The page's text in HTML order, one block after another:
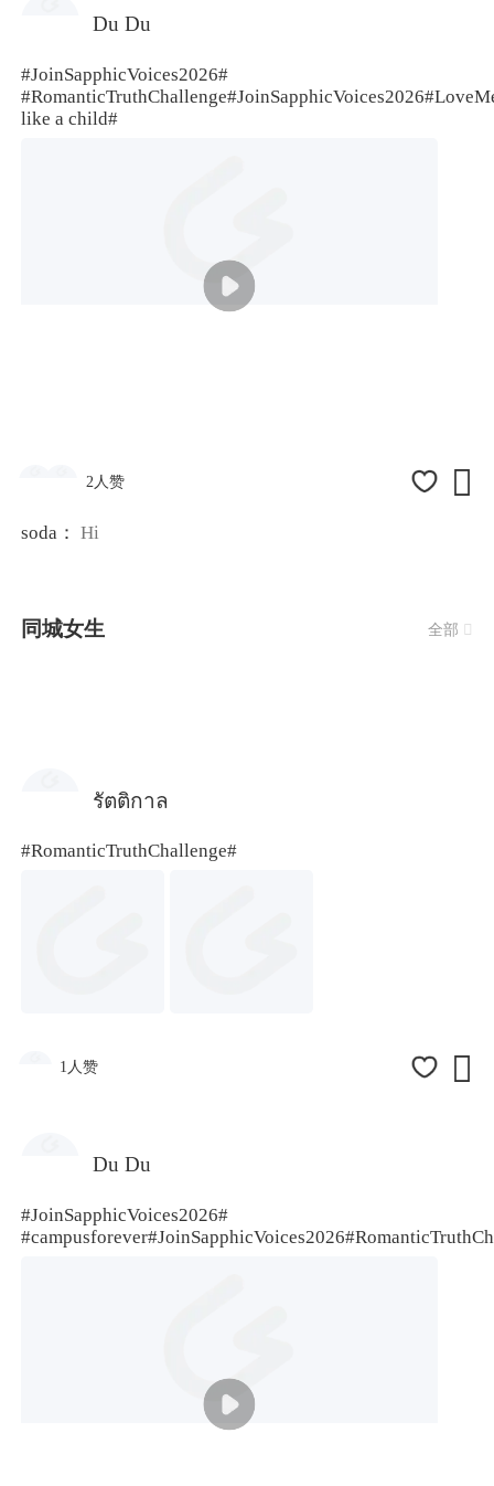
Du Du
#JoinSapphicVoices2026#
#RomanticTruthChallenge#JoinSapphicVoices2026#
like a child#
2人赞 
soda：Hi
同城女生 全部 
รัตติกาล
#RomanticTruthChallenge#
1人赞 
Du Du
#JoinSapphicVoices2026#
#campusforever#JoinSapphicVoices2026#